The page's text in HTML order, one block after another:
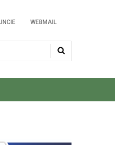
WEBMAIL